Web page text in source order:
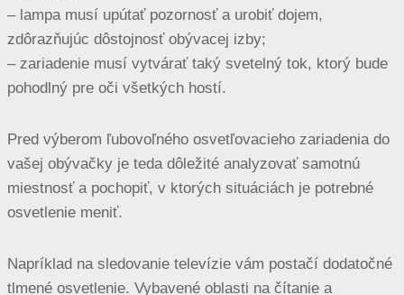
– lampa musí upútať pozornosť a urobiť dojem,
zdôrazňujúc dôstojnosť obývacej izby;
– zariadenie musí vytvárať taký svetelný tok, ktorý bude
pohodlný pre oči všetkých hostí.
Pred výberom ľubovoľného osvetľovacieho zariadenia do
vašej obývačky je teda dôležité analyzovať samotnú
miestnosť a pochopiť, v ktorých situáciách je potrebné
osvetlenie meniť.
Napríklad na sledovanie televízie vám postačí dodatočné
tlmené osvetlenie. Vybavené oblasti na čítanie a